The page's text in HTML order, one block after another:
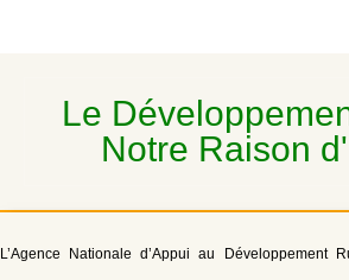
Le
Notre Raison
L’Agence Nationale d’Appui au Développement